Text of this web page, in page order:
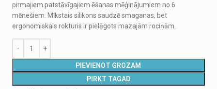
pirmajiem patstāvīgajiem ēšanas mēģinājumiem no 6
mēnešiem. Mīkstais silikons saudzē smaganas, bet
ergonomiskais rokturis ir pielāgots mazajām rociņām.
PIEVIENOT GROZAM
PIRKT TAGAD